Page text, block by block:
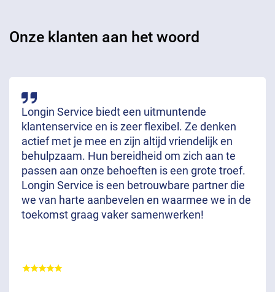
Onze klanten aan het woord
Longin Service biedt een uitmuntende
klantenservice en is zeer flexibel. Ze denken
actief met je mee en zijn altijd vriendelijk en
behulpzaam. Hun bereidheid om zich aan te
passen aan onze behoeften is een grote troef.
Longin Service is een betrouwbare partner die
we van harte aanbevelen en waarmee we in de
toekomst graag vaker samenwerken!